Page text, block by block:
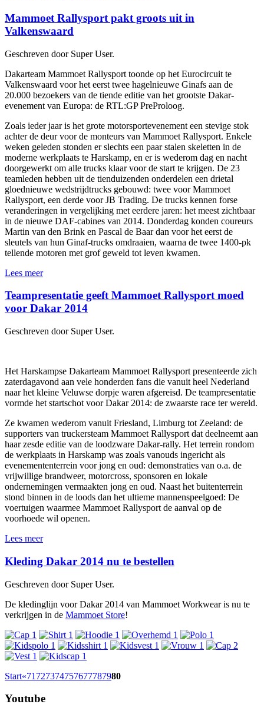
Mammoet Rallysport pakt groots uit in
Valkenswaard
Geschreven door Super User.
Dakarteam Mammoet Rallysport toonde op het Eurocircuit te
Valkenswaard voor het eerst twee hagelnieuwe Ginafs aan de
20.000 bezoekers van de tiende editie van het grootste Dakar-
evenement van Europa: de RTL:GP PreProloog.
Zoals ieder jaar is het grote motorsportevenement een stevige stok
achter de deur voor de monteurs van Mammoet Rallysport. Enkele
weken geleden stonden er slechts een paar stalen skeletten in de
moderne werkplaats te Harskamp, en er is wederom dag en nacht
doorgewerkt om alle trucks klaar voor de start te krijgen. De 23
teamleden hebben uit de tienduizenden onderdelen een drietal
gloednieuwe wedstrijdtrucks gebouwd: twee voor Mammoet
Rallysport, een derde voor JB Trading. De trucks kennen forse
veranderingen in vergelijking met eerdere jaren: het meest zichtbaar
in de nieuwe DAF-cabines van 2014. Donderdag konden coureurs
Martin van den Brink en Pascal de Baar dan voor het eerst de
sleutels van hun Ginaf-trucks omdraaien, waarna de twee 1400-pk
tellende motoren met grof geweld tot leven kwamen.
Lees meer
Teampresentatie geeft Mammoet Rallysport moed
voor Dakar 2014
Geschreven door Super User.
Het Harskampse Dakarteam Mammoet Rallysport presenteerde zich
zaterdagavond aan vele honderden fans die vanuit heel Nederland
naar het kleine Veluwse dorpje waren afgereisd. De teampresentatie
vormde het startschot voor Dakar 2014: de zwaarste race ter wereld.
Ze kwamen wederom vanuit Friesland, Limburg tot Zeeland: de
supporters van truckersteam Mammoet Rallysport dat deelneemt aan
haar zesde editie van de loodzware Dakar-rally. Het terrein rondom
de werkplaats in Harskamp was zoals vanouds ingericht als
evenemententerrein voor jong en oud: demonstraties van o.a. de
vrijwillige brandweer, motorcross, sponsoren en lokale
ondernemingen vermaakten jong en oud. Naast het buitenterrein
stond binnen in de loods dan het ultieme mannenspeelgoed: De
voertuigen waarmee Mammoet Rallysport de aanval op de
voorhoede wil openen.
Lees meer
Kleding Dakar 2014 nu te bestellen
Geschreven door Super User.
De kledinglijn voor Dakar 2014 van Mammoet Workwear is nu te
verkrijgen in de Mammoet Store!
Start«71 727374757677787980
Youtube